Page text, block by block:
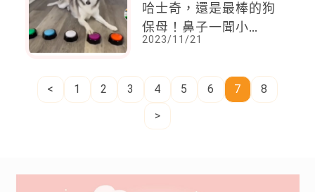
哈士奇，還是最棒的狗
保母！鼻子一聞小
baby「尿布飄異
爸
2023/11/21
< 1 2 3 4 5 6 7
8
>